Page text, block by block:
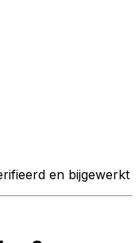
en bijgewerkt